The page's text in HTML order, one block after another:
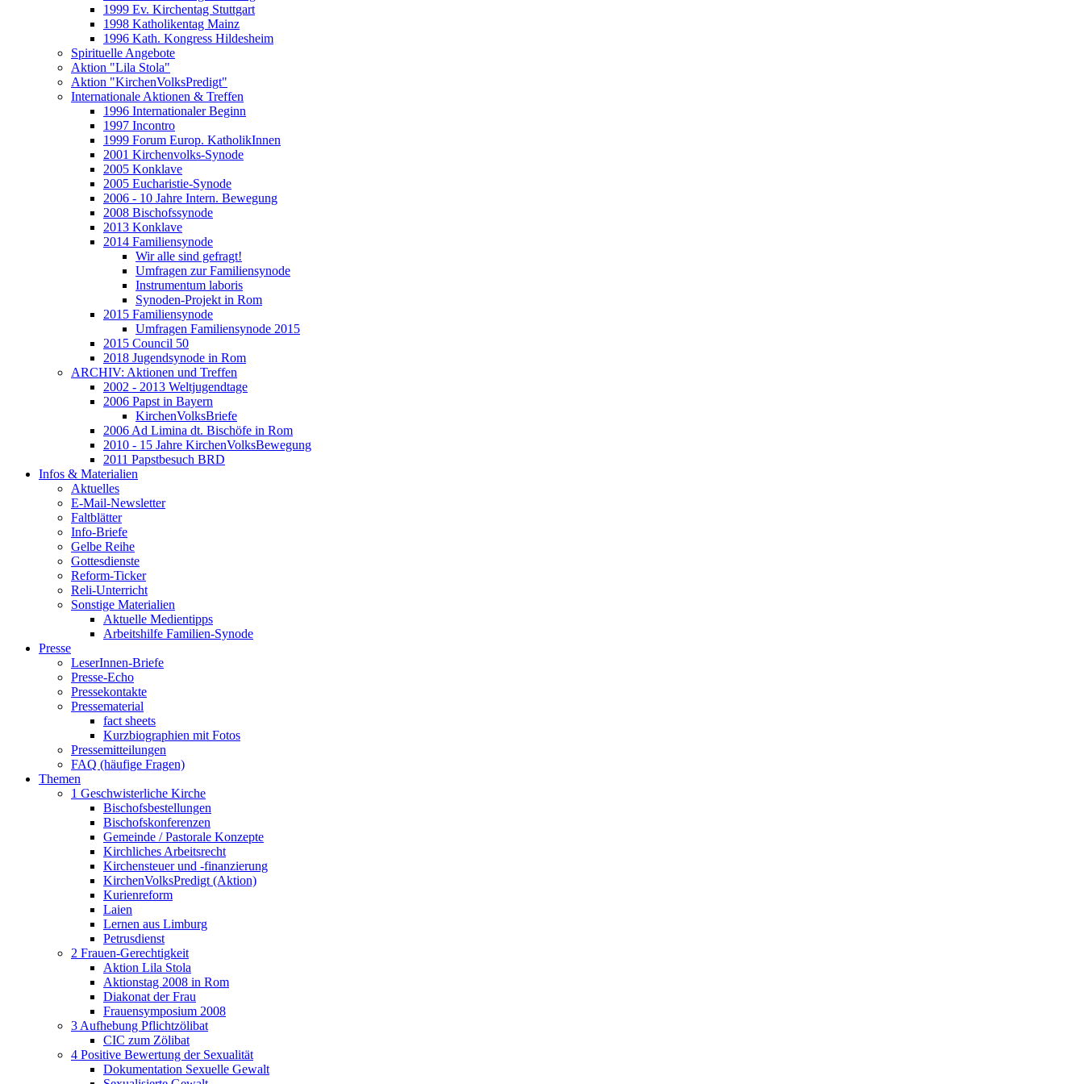
1999 Ev. Kirchentag Stuttgart
1998 Katholikentag Mainz
1996 Kath. Kongress Hildesheim
Spirituelle Angebote
Aktion "Lila Stola"
Aktion "KirchenVolksPredigt"
Internationale Aktionen & Treffen
1996 Internationaler Beginn
1997 Incontro
1999 Forum Europ. KatholikInnen
2001 Kirchenvolks-Synode
2005 Konklave
2005 Eucharistie-Synode
2006 - 10 Jahre Intern. Bewegung
2008 Bischofssynode
2013 Konklave
2014 Familiensynode
Wir alle sind gefragt!
Umfragen zur Familiensynode
Instrumentum laboris
Synoden-Projekt in Rom
2015 Familiensynode
Umfragen Familiensynode 2015
2015 Council 50
2018 Jugendsynode in Rom
ARCHIV: Aktionen und Treffen
2002 - 2013 Weltjugendtage
2006 Papst in Bayern
KirchenVolksBriefe
2006 Ad Limina dt. Bischöfe in Rom
2010 - 15 Jahre KirchenVolksBewegung
2011 Papstbesuch BRD
Infos & Materialien
Aktuelles
E-Mail-Newsletter
Faltblätter
Info-Briefe
Gelbe Reihe
Gottesdienste
Reform-Ticker
Reli-Unterricht
Sonstige Materialien
Aktuelle Medientipps
Arbeitshilfe Familien-Synode
Presse
LeserInnen-Briefe
Presse-Echo
Pressekontakte
Pressematerial
fact sheets
Kurzbiographien mit Fotos
Pressemitteilungen
FAQ (häufige Fragen)
Themen
1 Geschwisterliche Kirche
Bischofsbestellungen
Bischofskonferenzen
Gemeinde / Pastorale Konzepte
Kirchliches Arbeitsrecht
Kirchensteuer und -finanzierung
KirchenVolksPredigt (Aktion)
Kurienreform
Laien
Lernen aus Limburg
Petrusdienst
2 Frauen-Gerechtigkeit
Aktion Lila Stola
Aktionstag 2008 in Rom
Diakonat der Frau
Frauensymposium 2008
3 Aufhebung Pflichtzölibat
CIC zum Zölibat
4 Positive Bewertung der Sexualität
Dokumentation Sexuelle Gewalt